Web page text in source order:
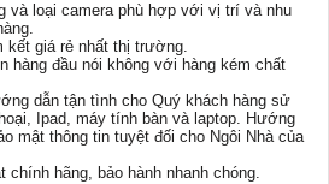
loại camera phù hợp với vị trí và nhu
kết giá rẻ nhất thị trường.
hàng đầu nói không với hàng kém chất
dẫn tận tình cho Quý khách hàng sử
Ipad, máy tính bàn và laptop. Hướng
mật thông tin tuyệt đối cho Ngôi Nhà của
chính hãng, bảo hành nhanh chóng.